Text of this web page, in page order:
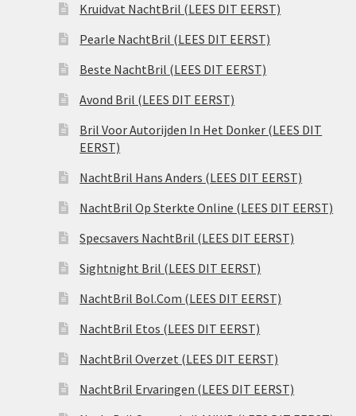
Kruidvat NachtBril (LEES DIT EERST)
Pearle NachtBril (LEES DIT EERST)
Beste NachtBril (LEES DIT EERST)
Avond Bril (LEES DIT EERST)
Bril Voor Autorijden In Het Donker (LEES DIT
EERST)
NachtBril Hans Anders (LEES DIT EERST)
NachtBril Op Sterkte Online (LEES DIT EERST)
Specsavers NachtBril (LEES DIT EERST)
Sightnight Bril (LEES DIT EERST)
NachtBril Bol.Com (LEES DIT EERST)
NachtBril Etos (LEES DIT EERST)
NachtBril Overzet (LEES DIT EERST)
NachtBril Ervaringen (LEES DIT EERST)